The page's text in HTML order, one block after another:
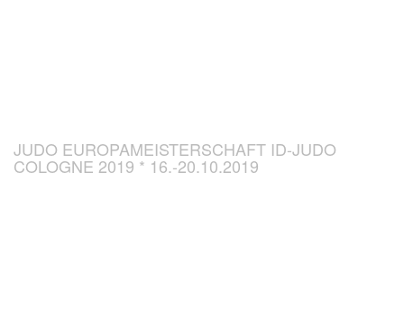
JUDO EUROPAMEISTERSCHAFT ID-JUDO
COLOGNE 2019 * 16.-20.10.2019